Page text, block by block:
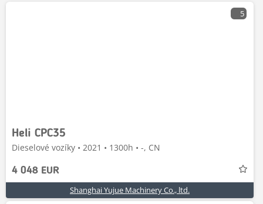
5
Heli CPC35
Dieselové vozíky • 2021 • 1300h • -, CN
4 048 EUR
Shanghai Yujue Machinery Co., ltd.